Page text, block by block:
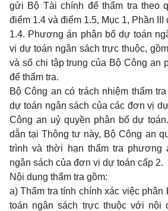
gửi Bộ Tài chính để thẩm tra theo
điểm 1.4 và điểm 1.5, Mục 1, Phần III
1.4. Phương án phân bổ dự toán
vị dự toán ngân sách trực thuộc,
và số chi tập trung của Bộ Công an
để thẩm tra.
Bộ Công an có trách nhiệm thẩm
dự toán ngân sách của các đơn vị
Công an uỷ quyền phân bổ dự
dẫn tại Thông tư này, Bộ Công an
trình và thời hạn thẩm tra phương
ngân sách của đơn vị dự toán cấp 2.
Nội dung thẩm tra gồm:
a) Thẩm tra tính chính xác việc
toán ngân sách trực thuộc với nội